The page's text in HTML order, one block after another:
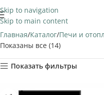
Skip to navigation
Skip to main content
Главная Каталог Печи и
Показаны все (14)
Показать фильтры